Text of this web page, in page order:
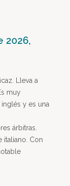
2026,
Lleva a
muy
y es una
árbitras.
italiano. Con